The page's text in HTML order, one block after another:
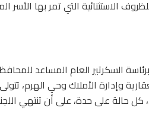
السكرتير العام المساعد
وإدارة الأملاك وحي الهرم،
كل حالة على حدة، على أن تنتهي